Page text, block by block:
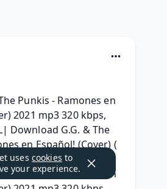
Punkis - Ramones en
2021 mp3 320 kbps,
Download G.G. & The
en Español! (Cover) (
Download, { 320
Punkis - Ramones en
uses cookies to
your experience.